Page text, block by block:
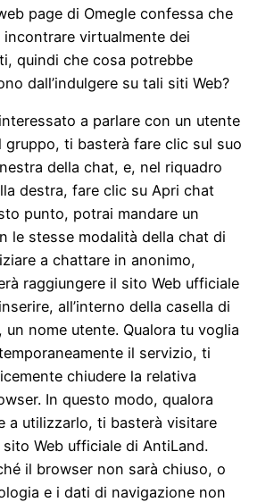
page di Omegle confessa che
incontrare virtualmente dei
quindi che cosa potrebbe
dall’indulgere su tali siti Web?
a parlare con un utente
gruppo, ti basterà fare clic sul suo
della chat, e, nel riquadro
destra, fare clic su Apri chat
punto, potrai mandare un
le stesse modalità della chat di
a chattare in anonimo,
raggiungere il sito Web ufficiale
all’interno della casella di
un nome utente. Qualora tu voglia
il servizio, ti
chiudere la relativa
In questo modo, qualora
a utilizzarlo, ti basterà visitare
Web ufficiale di AntiLand.
il browser non sarà chiuso, o
e i dati di navigazione non